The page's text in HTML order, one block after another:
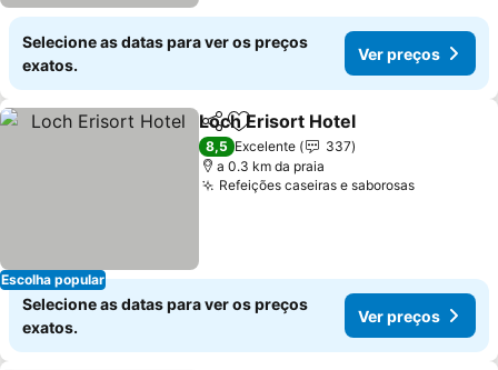
Selecione as datas para ver os preços
exatos.
Ver preços
Escolha popular
PartilharAdicionar aos favoritos
Loch Erisort Hotel
8,5 Excelente
337
a 0.3 km da praia
Refeições caseiras e saborosas
Selecione as datas para ver os preços
exatos.
Ver preços